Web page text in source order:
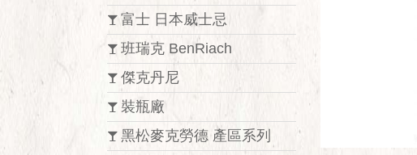
富士 日本威士忌
班瑞克 BenRiach
傑克丹尼
裝瓶廠
黑松麥克勞德 產區系列